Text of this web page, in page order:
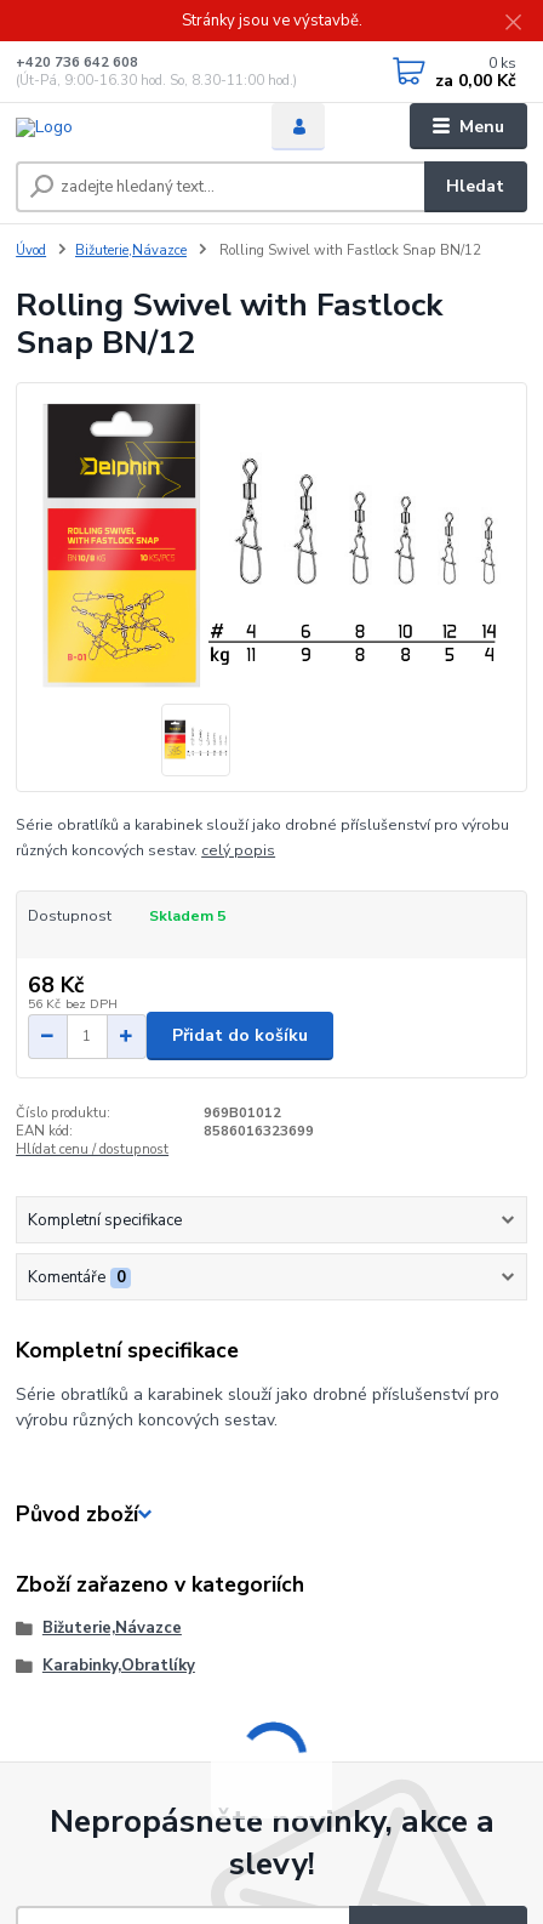
Stránky jsou ve výstavbě.
Menu
Hledat
+420 736 642 608
(Út-Pá, 9:00-16.30 hod. So, 8.30-11:00 hod.)
0 ks
za 0,00 Kč
Úvod Bižuterie,Návazce Rolling Swivel with Fastlock Snap BN/12
Rolling Swivel with Fastlock
Snap BN/12
Série obratlíků a karabinek slouží jako drobné příslušenství pro výrobu
různých koncových sestav. celý popis
Dostupnost Skladem 5
68 Kč
56 Kč bez DPH
Přidat do košíku
Číslo produktu:
969B01012
EAN kód:
8586016323699
Hlídat cenu / dostupnost
Kompletní specifikace
Komentáře 0
Kompletní specifikace
Série obratlíků a karabinek slouží jako drobné příslušenství pro
výrobu různých koncových sestav.
Původ zboží
Zboží zařazeno v kategoriích
Bižuterie,Návazce
Karabinky,Obratlíky
Nepropásněte novinky, akce a
slevy!